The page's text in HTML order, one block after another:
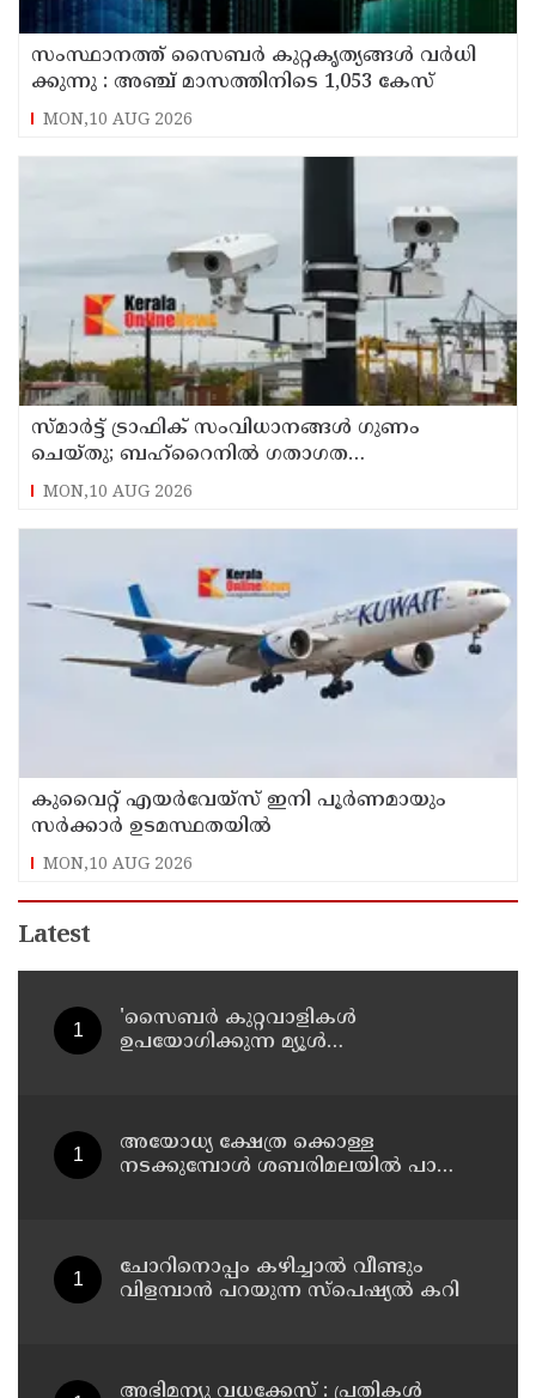
സം​സ്ഥാ​ന​ത്ത് സൈ​ബ​ര്‍ കു​റ്റ​കൃ​ത്യ​ങ്ങ​ൾ വ​ർ​ധി​
ക്കു​ന്നു : അഞ്ച്​ മാസത്തിനിടെ 1,053 കേസ്
MON,10 AUG 2026
സ്മാര്‍ട്ട് ട്രാഫിക് സംവിധാനങ്ങള്‍ ഗുണം
ചെയ്തു; ബഹ്‌റൈനില്‍ ഗതാഗത
നിയമലംഘനങ്ങളും അപകടങ്ങളും കുറഞ്ഞു
MON,10 AUG 2026
കുവൈറ്റ് എയര്‍വേയ്സ് ഇനി പൂര്‍ണമായും
സര്‍ക്കാര്‍ ഉടമസ്ഥതയില്‍
MON,10 AUG 2026
Latest
'സൈബര്‍ കുറ്റവാളികള്‍
ഉപയോഗിക്കുന്ന മ്യൂള്‍
അയോധ്യ ക്ഷേത്ര ക്കൊള്ള
നടക്കുമ്പോൾ ശബരിമലയിൽ പാട്ടും
ചോറിനൊപ്പം കഴിച്ചാൽ വീണ്ടും
വിളമ്പാൻ പറയുന്ന സ്പെഷ്യൽ കറി
അഭിമന്യു വധക്കേസ് : പ്രതികൾ